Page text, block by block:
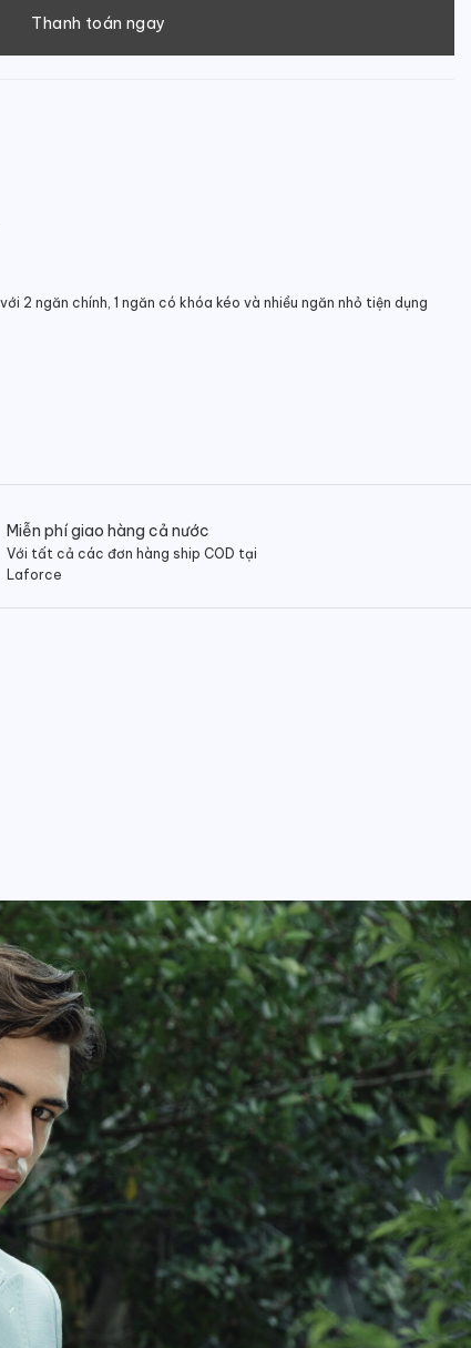
Thanh toán ngay
2 ngăn chính, 1 ngăn có khóa kéo và nhiều ngăn nhỏ tiện dụng
Miễn phí giao hàng cả nước
Với tất cả các đơn hàng ship COD tại
Laforce